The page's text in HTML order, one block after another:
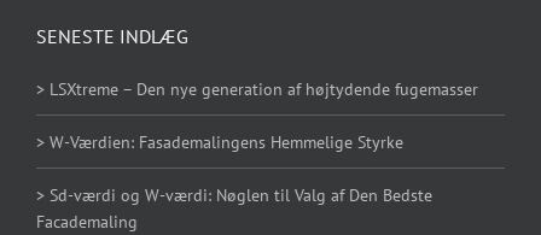
SENESTE INDLÆG
> LSXtreme – Den nye generation af højtydende fugemasser
> W-Værdien: Fasademalingens Hemmelige Styrke
> Sd-værdi og W-værdi: Nøglen til Valg af Den Bedste
Facademaling